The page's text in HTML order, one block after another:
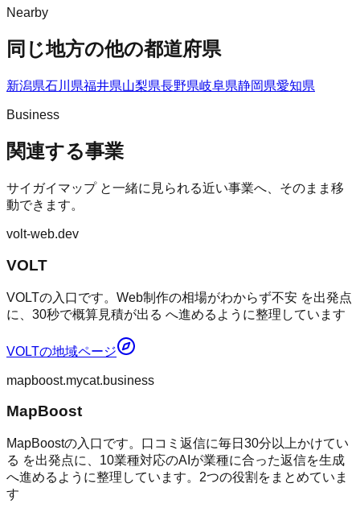
Nearby
同じ地方の他の都道府県
新潟県石川県福井県山梨県長野県岐阜県静岡県愛知県
Business
関連する事業
サイガイマップと一緒に見られる近い事業へ、そのまま移
動できます。
volt-web.dev
VOLT
VOLTの入口です。Web制作の相場がわからず不安 を出発点
に、30秒で概算見積が出る へ進めるように整理しています
VOLTの地域ページ
mapboost.mycat.business
MapBoost
MapBoostの入口です。口コミ返信に毎日30分以上かけてい
る を出発点に、10業種対応のAIが業種に合った返信を生成
へ進めるように整理しています。2つの役割をまとめていま
す